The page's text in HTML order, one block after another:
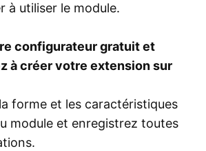
à utiliser le module.
configurateur gratuit et
à créer votre extension sur
forme et les caractéristiques
module et enregistrez toutes